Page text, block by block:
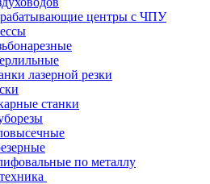
центры с ЧПУ
лазерной резки
станки
по металлу